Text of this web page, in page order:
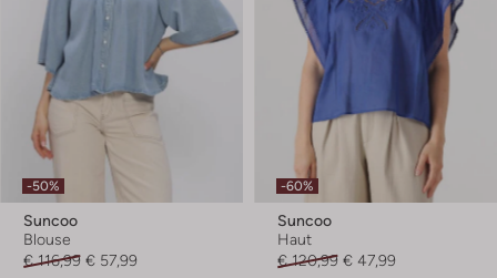
-50%
Suncoo
Blouse
€ 116,99 € 57,99
-60%
Suncoo
Haut
€ 120,99 € 47,99